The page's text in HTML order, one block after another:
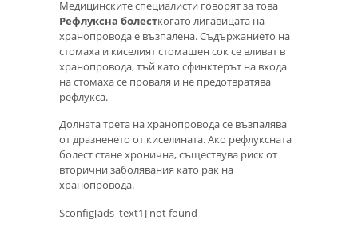
Медицинските специалисти говорят за това
Рефлуксна болесткогато лигавицата на
хранопровода е възпалена. Съдържанието на
стомаха и киселият стомашен сок се вливат в
хранопровода, тъй като сфинктерът на входа
на стомаха се проваля и не предотвратява
рефлукса.
Долната трета на хранопровода се възпалява
от дразненето от киселината. Ако рефлуксната
болест стане хронична, съществува риск от
вторични заболявания като рак на
хранопровода.
$config[ads_text1] not found